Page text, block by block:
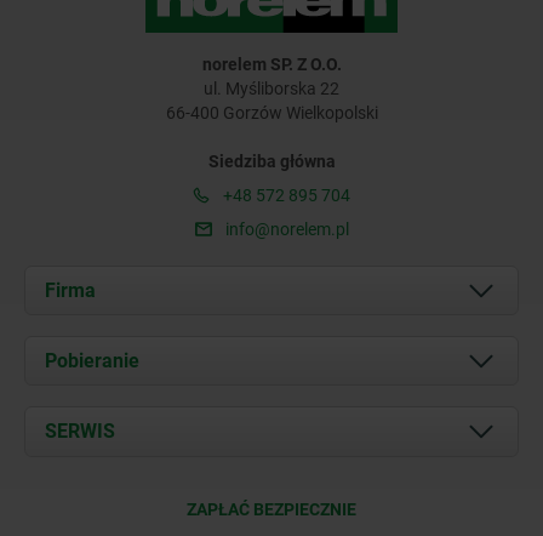
norelem SP. Z O.O.
ul. Myśliborska 22
66-400 Gorzów Wielkopolski
Siedziba główna
+48 572 895 704
info@norelem.pl
Firma
O nas
Kontakt
Pobieranie
Documents
SERWIS
ZAPŁAĆ BEZPIECZNIE